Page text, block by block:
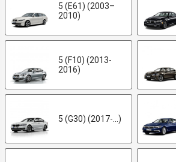
5 (E61) (2003–
2010)
5 (F10) (2013-
2016)
5 (G30) (2017-...)